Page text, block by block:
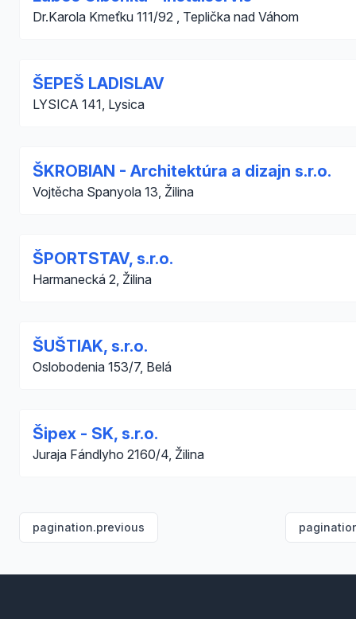
Dr.Karola Kmeťku 111/92 , Teplička nad Váhom
ŠEPEŠ LADISLAV
LYSICA 141, Lysica
ŠKROBIAN - Architektúra a dizajn s.r.o.
Vojtěcha Spanyola 13, Žilina
ŠPORTSTAV, s.r.o.
Harmanecká 2, Žilina
ŠUŠTIAK, s.r.o.
Oslobodenia 153/7, Belá
Šipex - SK, s.r.o.
Juraja Fándlyho 2160/4, Žilina
pagination.previous